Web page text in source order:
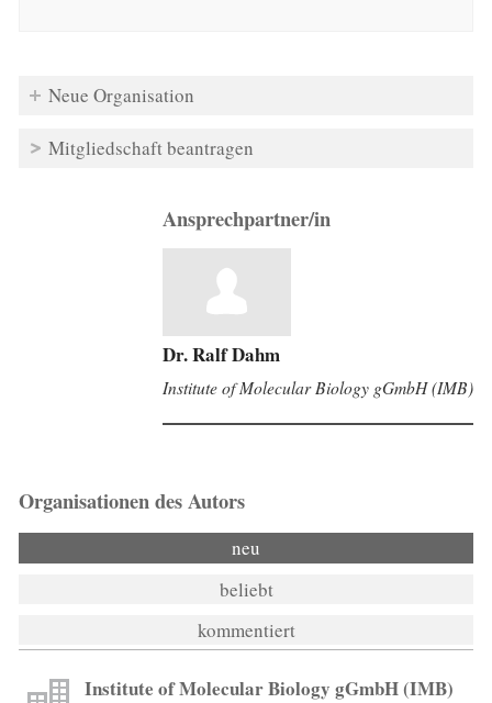
Neue Organisation
Mitgliedschaft beantragen
Ansprechpartner/in
Dr. Ralf Dahm
Institute of Molecular Biology gGmbH (IMB)
Organisationen des Autors
neu
beliebt
kommentiert
Institute of Molecular Biology gGmbH (IMB)